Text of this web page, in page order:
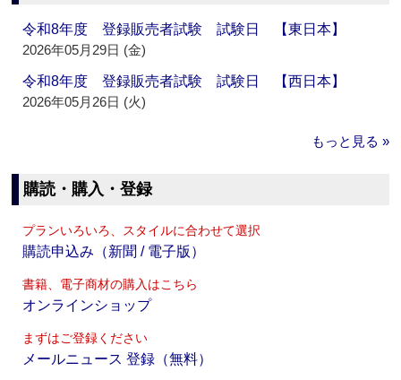
令和8年度 登録販売者試験 試験日 【東日本】
2026年05月29日 (金)
令和8年度 登録販売者試験 試験日 【西日本】
2026年05月26日 (火)
もっと見る »
購読・購入・登録
プランいろいろ、スタイルに合わせて選択
購読申込み（新聞 / 電子版）
書籍、電子商材の購入はこちら
オンラインショップ
まずはご登録ください
メールニュース 登録（無料）